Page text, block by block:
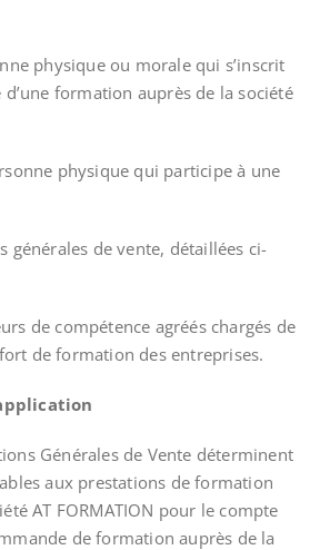
physique ou morale qui s’inscrit
formation auprès de la société
physique qui participe à une
générales de vente, détaillées ci-
de compétence agréés chargés de
de formation des entreprises.
Générales de Vente déterminent
aux prestations de formation
AT FORMATION pour le compte
de formation auprès de la